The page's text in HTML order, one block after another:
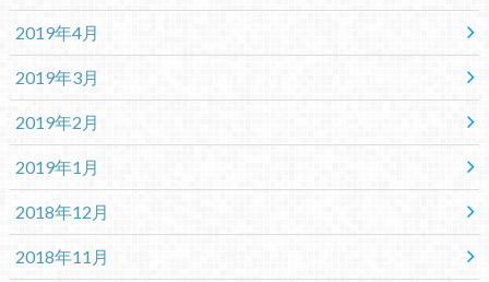
2019年4月
2019年3月
2019年2月
2019年1月
2018年12月
2018年11月